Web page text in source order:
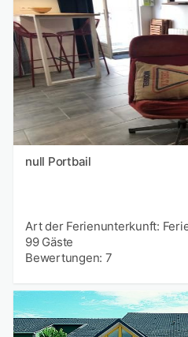
null Portbail
Art der Ferienunterkunft:
99 Gäste
Bewertungen: 7